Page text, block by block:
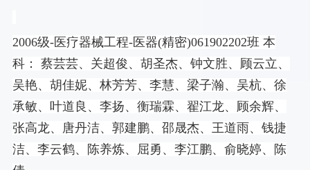
2006级-医疗器械工程-医器(精密)061902202班 本
科： 蔡芸芸、关超俊、胡圣杰、钟文胜、顾云立、
吴艳、胡佳妮、林芳芳、李慧、梁子瀚、吴杭、徐
承敏、叶道良、李扬、衡瑞霖、翟江龙、顾余辉、
张高龙、唐丹洁、郭建鹏、邵晟杰、王道雨、钱捷
洁、李云鹤、陈养炼、屈勇、李江鹏、俞晓婷、陈